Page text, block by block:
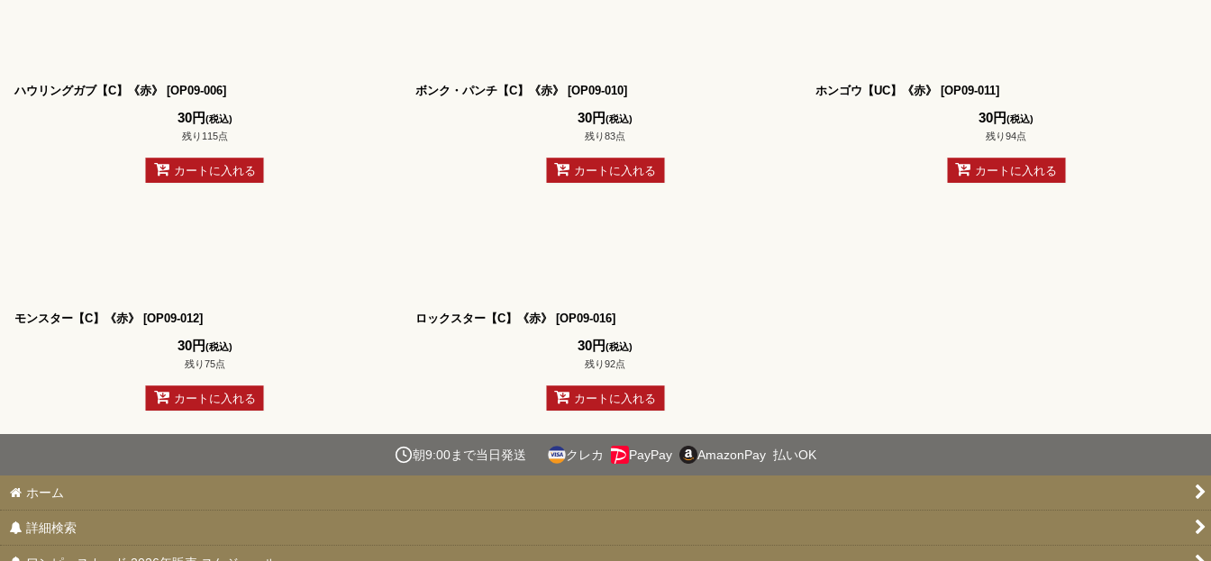
ハウリングガブ【C】《赤》 [OP09-006]
30円(税込)
残り115点
カートに入れる
ボンク・パンチ【C】《赤》 [OP09-010]
30円(税込)
残り83点
カートに入れる
ホンゴウ【UC】《赤》 [OP09-011]
30円(税込)
残り94点
カートに入れる
モンスター【C】《赤》 [OP09-012]
30円(税込)
残り75点
カートに入れる
ロックスター【C】《赤》 [OP09-016]
30円(税込)
残り92点
カートに入れる
朝9:00まで当日発送 クレカ PayPay AmazonPay 払いOK
ホーム
詳細検索